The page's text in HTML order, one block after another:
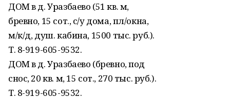
ДОМ в д. Уразбаево (51 кв. м,
бревно, 15 сот., с/у дома, пл/окна,
м/к/д, душ. кабина, 1500 тыс. руб.).
Т. 8-919-605-9532.
ДОМ в д. Уразбаево (бревно, под
снос, 20 кв. м, 15 сот., 270 тыс. руб.).
Т. 8-919-605-9532.